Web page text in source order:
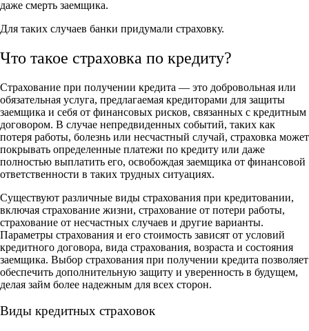
даже смерть заемщика.
Для таких случаев банки придумали страховку.
Что такое страховка по кредиту?
Страхование при получении кредита — это добровольная или
обязательная услуга, предлагаемая кредиторами для защиты
заемщика и себя от финансовых рисков, связанных с кредитным
договором. В случае непредвиденных событий, таких как
потеря работы, болезнь или несчастный случай, страховка может
покрывать определенные платежи по кредиту или даже
полностью выплатить его, освобождая заемщика от финансовой
ответственности в таких трудных ситуациях.
Существуют различные виды страхования при кредитовании,
включая страхование жизни, страхование от потери работы,
страхование от несчастных случаев и другие варианты.
Параметры страхования и его стоимость зависят от условий
кредитного договора, вида страхования, возраста и состояния
заемщика. Выбор страхования при получении кредита позволяет
обеспечить дополнительную защиту и уверенность в будущем,
делая займ более надежным для всех сторон.
Виды кредитных страховок